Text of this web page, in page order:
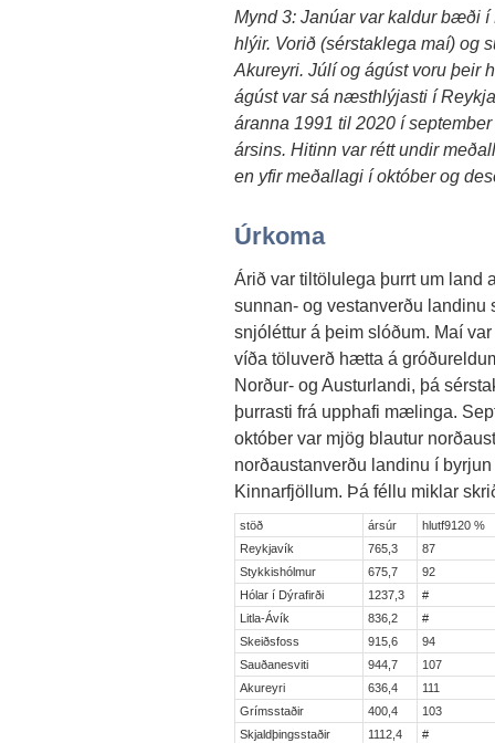
Mynd 3: Janúar var kaldur bæði í
hlýir. Vorið (sérstaklega maí) og
Akureyri. Júlí og ágúst voru þeir
ágúst var sá næsthlýjasti í
áranna 1991 til 2020 í
ársins. Hitinn var rétt undir
en yfir meðallagi í október og
Úrkoma
Árið var tiltölulega þurrt um land
sunnan- og vestanverðu landinu
snjóléttur á þeim slóðum. Maí
víða töluverð hætta á
Norður- og Austurlandi, þá
þurrasti frá upphafi mælinga.
október var mjög blautur
norðaustanverðu landinu í
Kinnarfjöllum. Þá féllu miklar
stöð ársúr
hlutf9120 %
Reykjavík
765,3
87
Stykkishólmur
675,7
92
Hólar í Dýrafirði
1237,3
#
Litla-Ávík
836,2
#
Skeiðsfoss
915,6
94
Sauðanesviti
944,7
107
Akureyri
636,4
111
Grímsstaðir
400,4
103
Skjaldþingsstaðir
1112,4
#